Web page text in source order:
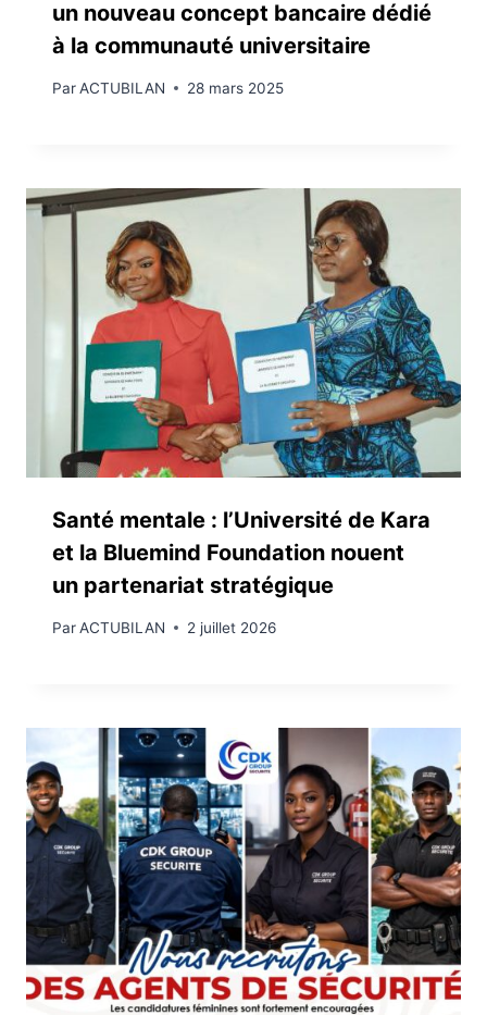
un nouveau concept bancaire dédié
à la communauté universitaire
ParACTUBILAN 28 mars 2025
Santé mentale : l’Université de Kara
et la Bluemind Foundation nouent
un partenariat stratégique
ParACTUBILAN 2 juillet 2026